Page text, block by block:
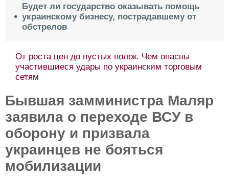
Будет ли государство оказывать помощь
украинскому бизнесу, пострадавшему от
обстрелов
От роста цен до пустых полок. Чем опасны
участившиеся удары по украинским торговым
сетям
Бывшая замминистра Маляр
заявила о переходе ВСУ в
оборону и призвала
украинцев не бояться
мобилизации